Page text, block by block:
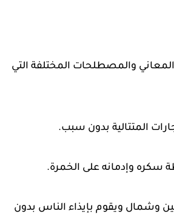
والمصطلحات المختلفة التي
المتتالية بدون سبب.
وإدمانه على الخمرة.
وشمال ويقوم بإيذاء الناس بدون